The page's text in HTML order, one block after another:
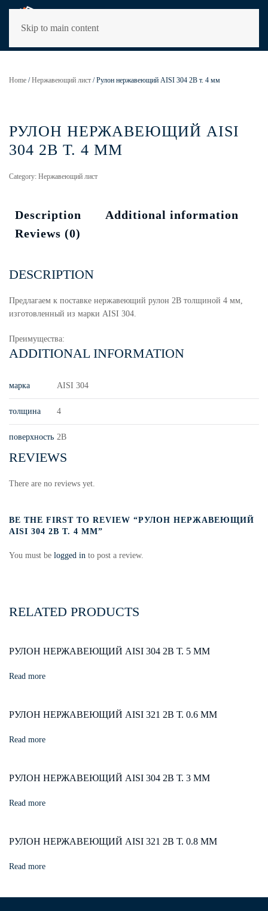
Skip to main content
Home /Нержавеющий лист / Рулон нержавеющий AISI 304 2В т. 4 мм
РУЛОН НЕРЖАВЕЮЩИЙ AISI
304 2В Т. 4 ММ
Category: Нержавеющий лист
Description
Additional information
Reviews (0)
DESCRIPTION
Предлагаем к поставке нержавеющий рулон 2В толщиной 4 мм,
изготовленный из марки AISI 304.
Преимущества:
ADDITIONAL INFORMATION
марка AISI 304
толщина 4
поверхность 2B
REVIEWS
There are no reviews yet.
BE THE FIRST TO REVIEW “РУЛОН НЕРЖАВЕЮЩИЙ
AISI 304 2В Т. 4 ММ”
You must be logged in to post a review.
RELATED PRODUCTS
РУЛОН НЕРЖАВЕЮЩИЙ AISI 304 2В Т. 5 ММ
Read more
РУЛОН НЕРЖАВЕЮЩИЙ AISI 321 2В Т. 0.6 ММ
Read more
РУЛОН НЕРЖАВЕЮЩИЙ AISI 304 2В Т. 3 ММ
Read more
РУЛОН НЕРЖАВЕЮЩИЙ AISI 321 2В Т. 0.8 ММ
Read more